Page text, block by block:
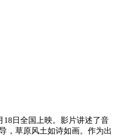
日全国上映。影片讲述了音
，草原风土如诗如画。作为出